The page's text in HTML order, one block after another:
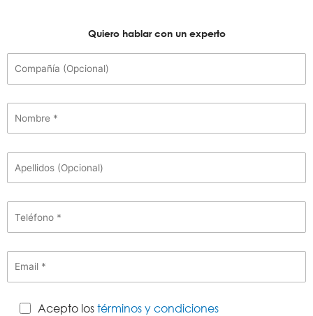
Quiero hablar con un experto
Acepto lostérminos y condiciones